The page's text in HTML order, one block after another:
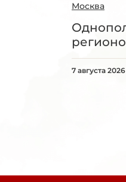
Москва
7 августа 2026